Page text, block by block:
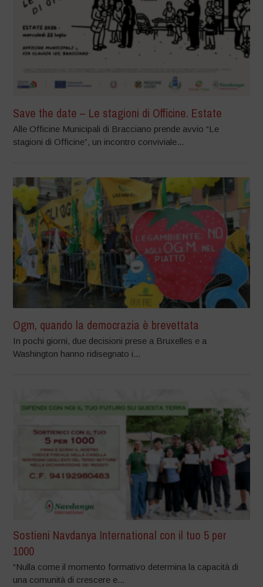
Save the date – Le stagioni di Officine. Estate
Alle Officine Municipali di Bracciano prende avvio “Le
stagioni di Officine”, un incontro conviviale...
Ogm, quando la democrazia è brevettata
In pochi giorni, due decisioni prese a Bruxelles e a
Washington hanno ridisegnato i...
Sostieni Navdanya International con il tuo 5 per
1000
“Nulla come il momento formativo determina la capacità di
una comunità di crescere e...